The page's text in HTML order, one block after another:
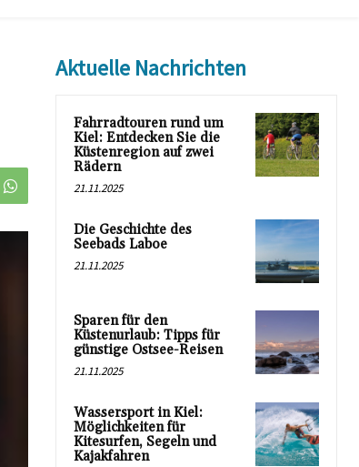
Aktuelle Nachrichten
Fahrradtouren rund um
Kiel: Entdecken Sie die
Küstenregion auf zwei
Rädern
21.11.2025
Die Geschichte des
Seebads Laboe
21.11.2025
Sparen für den
Küstenurlaub: Tipps für
günstige Ostsee-Reisen
21.11.2025
Wassersport in Kiel:
Möglichkeiten für
Kitesurfen, Segeln und
Kajakfahren